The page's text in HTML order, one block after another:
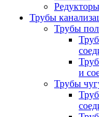
Редукторы
Трубы
Трубы
и
Трубы